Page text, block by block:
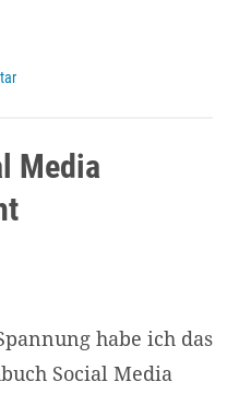
Media
habe ich das
Social Media